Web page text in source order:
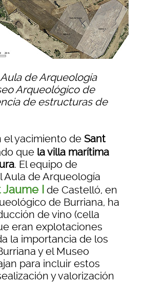
de Arqueología
Arqueológico de
de estructuras de
el yacimiento de Sant
que la villa marítima
. El equipo de
Aula de Arqueología
I
de Castelló, en
de Burriana, ha
de vino (cella
eran explotaciones
la importancia de los
y el Museo
para incluir estos
y valorización